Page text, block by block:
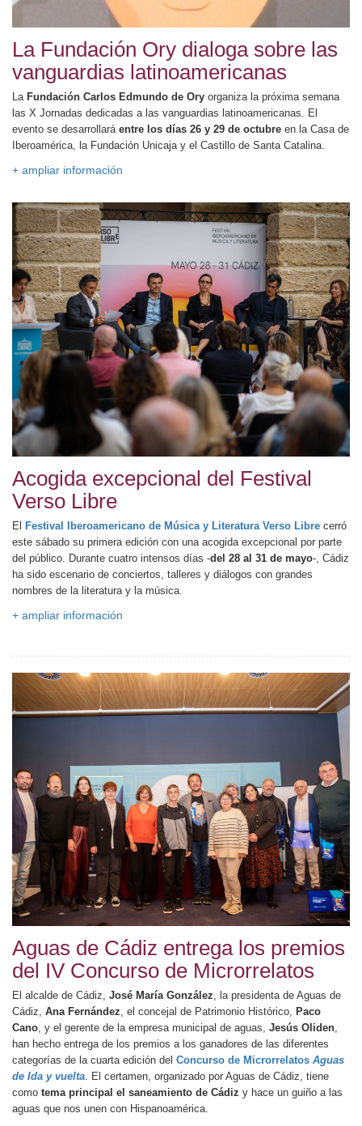
La Fundación Ory dialoga sobre las
vanguardias latinoamericanas
La Fundación Carlos Edmundo de Ory organiza la próxima semana
las X Jornadas dedicadas a las vanguardias latinoamericanas. El
evento se desarrollará entre los días 26 y 29 de octubre en la Casa de
Iberoamérica, la Fundación Unicaja y el Castillo de Santa Catalina.
+ ampliar información
Acogida excepcional del Festival
Verso Libre
El Festival Iberoamericano de Música y Literatura Verso Libre cerró
este sábado su primera edición con una acogida excepcional por parte
del público. Durante cuatro intensos días -del 28 al 31 de mayo-, Cádiz
ha sido escenario de conciertos, talleres y diálogos con grandes
nombres de la literatura y la música.
+ ampliar información
Aguas de Cádiz entrega los premios
del IV Concurso de Microrrelatos
El alcalde de Cádiz, José María González, la presidenta de Aguas de
Cádiz, Ana Fernández, el concejal de Patrimonio Histórico, Paco
Cano, y el gerente de la empresa municipal de aguas, Jesús Oliden,
han hecho entrega de los premios a los ganadores de las diferentes
categorías de la cuarta edición del Concurso de Microrrelatos Aguas
de Ida y vuelta. El certamen, organizado por Aguas de Cádiz, tiene
como tema principal el saneamiento de Cádiz y hace un guiño a las
aguas que nos unen con Hispanoamérica.